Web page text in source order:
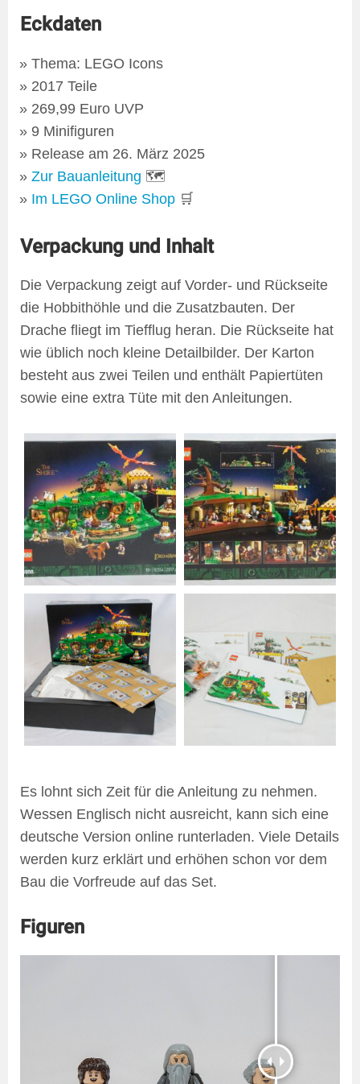
Eckdaten
Thema: LEGO Icons
2017 Teile
269,99 Euro UVP
9 Minifiguren
Release am 26. März 2025
Zur Bauanleitung 🗺
Im LEGO Online Shop 🛒
Verpackung und Inhalt
Die Verpackung zeigt auf Vorder- und Rückseite
die Hobbithöhle und die Zusatzbauten. Der
Drache fliegt im Tiefflug heran. Die Rückseite hat
wie üblich noch kleine Detailbilder. Der Karton
besteht aus zwei Teilen und enthält Papiertüten
sowie eine extra Tüte mit den Anleitungen.
Es lohnt sich Zeit für die Anleitung zu nehmen.
Wessen Englisch nicht ausreicht, kann sich eine
deutsche Version online runterladen. Viele Details
werden kurz erklärt und erhöhen schon vor dem
Bau die Vorfreude auf das Set.
Figuren